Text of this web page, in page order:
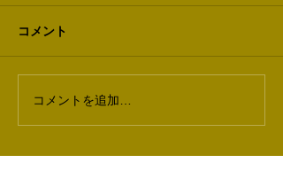
コメント
コメントを追加…